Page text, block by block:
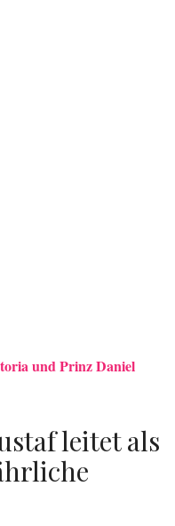
und Prinz Daniel
leitet als